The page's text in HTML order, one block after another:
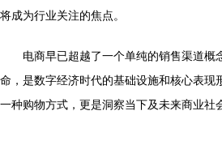
将成为行业关注的焦点。
电商早已超越了一个单纯的销售渠道概
命，是数字经济时代的基础设施和核心表现
一种购物方式，更是洞察当下及未来商业社